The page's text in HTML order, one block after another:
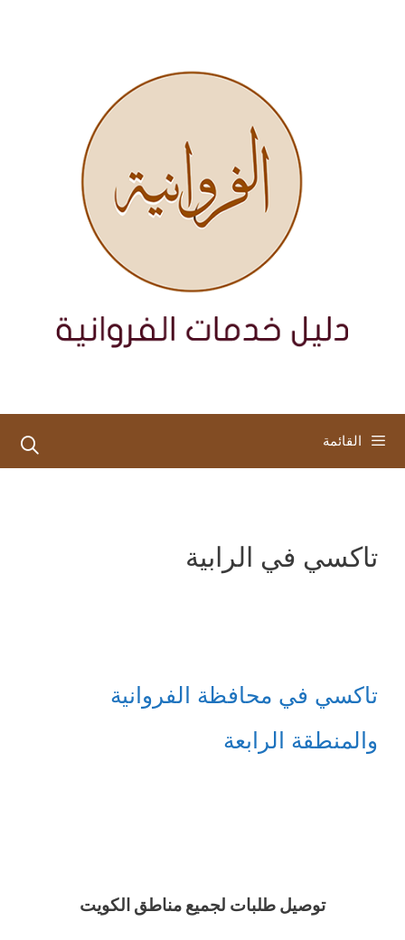
القائمة
تاكسي في الرابية
تاكسي في محافظة الفروانية
والمنطقة الرابعة
توصيل طلبات لجميع مناطق الكويت